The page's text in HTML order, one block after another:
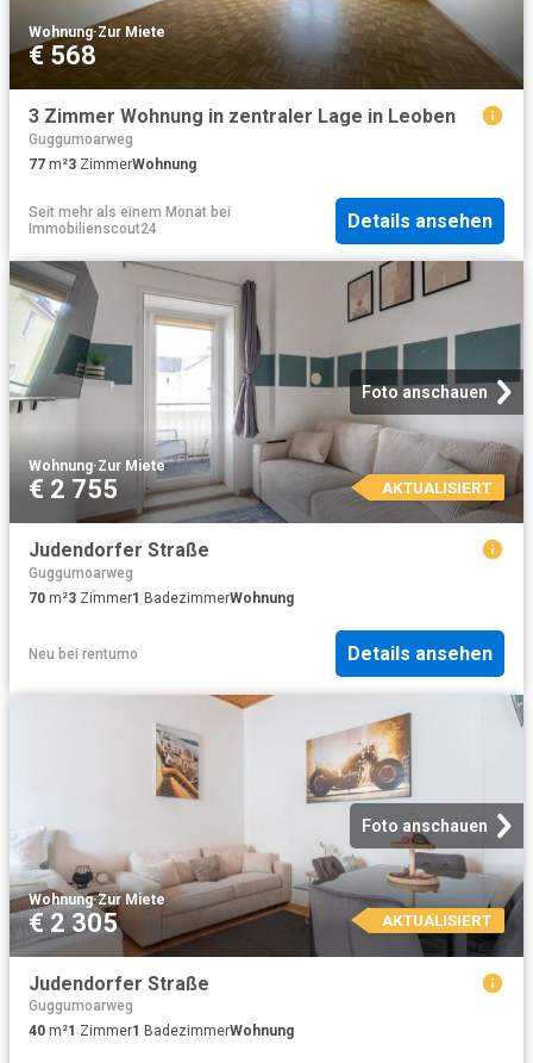
Wohnung·Zur Miete
€ 568
3 Zimmer Wohnung in zentraler Lage in Leoben
Guggumoarweg
77 m²3 ZimmerWohnung
Seit mehr als einem Monat bei
Immobilienscout24
Details ansehen
Foto anschauen
Wohnung·Zur Miete
€ 2 755 AKTUALISIERT
Judendorfer Straße
Guggumoarweg
70 m²3 Zimmer1 BadezimmerWohnung
Neu bei rentumo Details ansehen
Foto anschauen
Wohnung·Zur Miete
€ 2 305 AKTUALISIERT
Judendorfer Straße
Guggumoarweg
40 m²1 Zimmer1 BadezimmerWohnung